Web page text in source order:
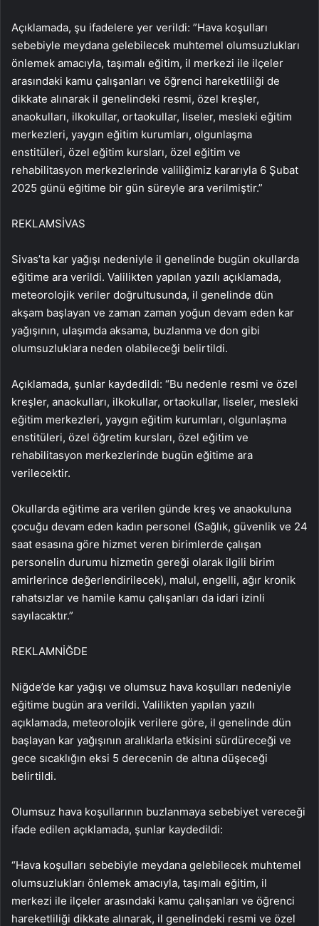
Açıklamada, şu ifadelere yer verildi: ​​​​​​​”Hava koşulları
sebebiyle meydana gelebilecek muhtemel olumsuzlukları
önlemek amacıyla, taşımalı eğitim, il merkezi ile ilçeler
arasındaki kamu çalışanları ve öğrenci hareketliliği de
dikkate alınarak il genelindeki resmi, özel kreşler,
anaokulları, ilkokullar, ortaokullar, liseler, mesleki eğitim
merkezleri, yaygın eğitim kurumları, olgunlaşma
enstitüleri, özel eğitim kursları, özel eğitim ve
rehabilitasyon merkezlerinde valiliğimiz kararıyla 6 Şubat
2025 günü eğitime bir gün süreyle ara verilmiştir.”
REKLAMSİVAS
Sivas’ta kar yağışı nedeniyle il genelinde bugün okullarda
eğitime ara verildi. Valilikten yapılan yazılı açıklamada,
meteorolojik veriler doğrultusunda, il genelinde dün
akşam başlayan ve zaman zaman yoğun devam eden kar
yağışının, ulaşımda aksama, buzlanma ve don gibi
olumsuzluklara neden olabileceği belirtildi.
Açıklamada, şunlar kaydedildi: “Bu nedenle resmi ve özel
kreşler, anaokulları, ilkokullar, ortaokullar, liseler, mesleki
eğitim merkezleri, yaygın eğitim kurumları, olgunlaşma
enstitüleri, özel öğretim kursları, özel eğitim ve
rehabilitasyon merkezlerinde bugün eğitime ara
verilecektir.
Okullarda eğitime ara verilen günde kreş ve anaokuluna
çocuğu devam eden kadın personel (Sağlık, güvenlik ve 24
saat esasına göre hizmet veren birimlerde çalışan
personelin durumu hizmetin gereği olarak ilgili birim
amirlerince değerlendirilecek), malul, engelli, ağır kronik
rahatsızlar ve hamile kamu çalışanları da idari izinli
sayılacaktır.”
REKLAMNİĞDE
Niğde’de kar yağışı ve olumsuz hava koşulları nedeniyle
eğitime bugün ara verildi. Valilikten yapılan yazılı
açıklamada, meteorolojik verilere göre, il genelinde dün
başlayan kar yağışının aralıklarla etkisini sürdüreceği ve
gece sıcaklığın eksi 5 derecenin de altına düşeceği
belirtildi.
Olumsuz hava koşullarının buzlanmaya sebebiyet vereceği
ifade edilen açıklamada, şunlar kaydedildi:
“Hava koşulları sebebiyle meydana gelebilecek muhtemel
olumsuzlukları önlemek amacıyla, taşımalı eğitim, il
merkezi ile ilçeler arasındaki kamu çalışanları ve öğrenci
hareketliliği dikkate alınarak, il genelindeki resmi ve özel